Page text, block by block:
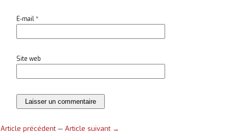
E-mail*
Site web
précédent — Article suivant →